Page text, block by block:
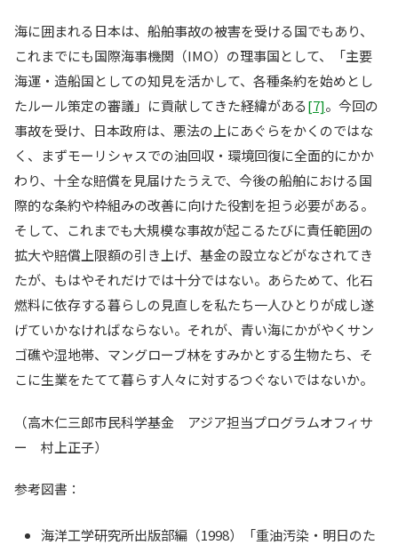
海に囲まれる日本は、船舶事故の被害を受ける国でもあり、
これまでにも国際海事機関（IMO）の理事国として、「主要
海運・造船国としての知見を活かして、各種条約を始めとし
たルール策定の審議」に貢献してきた経緯がある[7]。今回の
事故を受け、日本政府は、悪法の上にあぐらをかくのではな
く、まずモーリシャスでの油回収・環境回復に全面的にかか
わり、十全な賠償を見届けたうえで、今後の船舶における国
際的な条約や枠組みの改善に向けた役割を担う必要がある。
そして、これまでも大規模な事故が起こるたびに責任範囲の
拡大や賠償上限額の引き上げ、基金の設立などがなされてき
たが、もはやそれだけでは十分ではない。あらためて、化石
燃料に依存する暮らしの見直しを私たち一人ひとりが成し遂
げていかなければならない。それが、青い海にかがやくサン
ゴ礁や湿地帯、マングローブ林をすみかとする生物たち、そ
こに生業をたてて暮らす人々に対するつぐないではないか。
（高木仁三郎市民科学基金 アジア担当プログラムオフィサ
ー 村上正子）
参考図書：
海洋工学研究所出版部編（1998）「重油汚染・明日のた